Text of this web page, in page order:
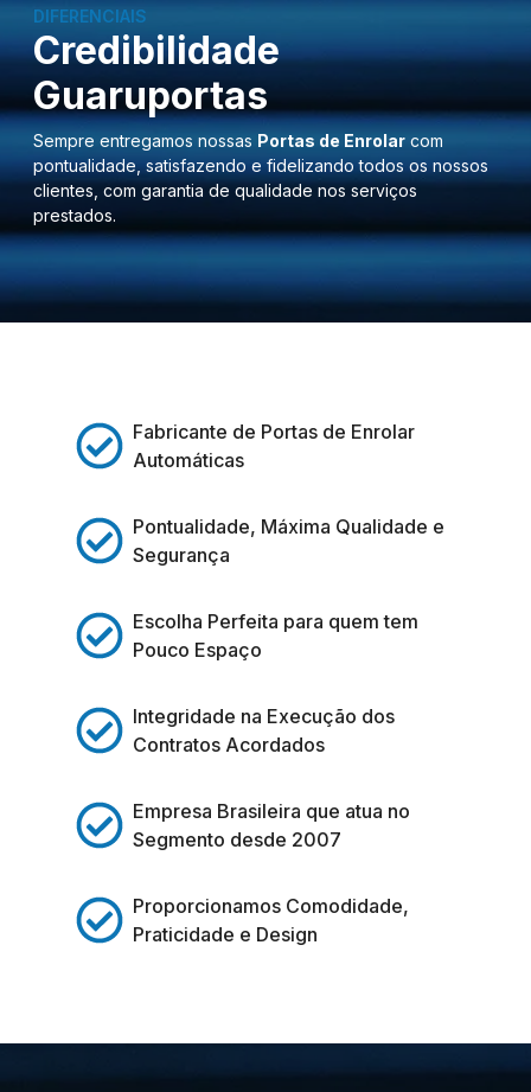
DIFERENCIAIS
Credibilidade
Guaruportas
Sempre entregamos nossas Portas de Enrolar com
pontualidade, satisfazendo e fidelizando todos os nossos
clientes, com garantia de qualidade nos serviços
prestados.
Fabricante de Portas de Enrolar
Automáticas
Pontualidade, Máxima Qualidade e
Segurança
Escolha Perfeita para quem tem
Pouco Espaço
Integridade na Execução dos
Contratos Acordados
Empresa Brasileira que atua no
Segmento desde 2007
Proporcionamos Comodidade,
Praticidade e Design